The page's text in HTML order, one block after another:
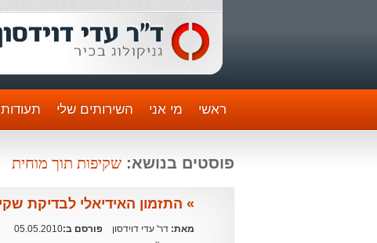
ראשי מי אני השירותים שלי תעודות
פוסטים בנושא: שקיפות תוך מוחית
» התזמון האידיאלי לבדיקת
מאת: דר' עדי דוידסון פורסם ב:05.05.2010